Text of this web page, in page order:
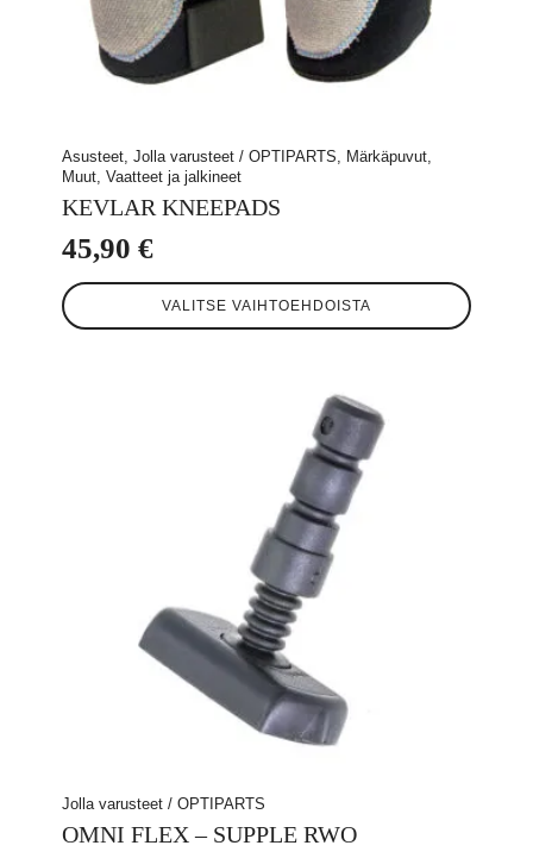
Asusteet, Jolla varusteet / OPTIPARTS, Märkäpuvut,
Muut, Vaatteet ja jalkineet
KEVLAR KNEEPADS
45,90 €
VALITSE VAIHTOEHDOISTA
Tällä
tuotteella
Jolla varusteet / OPTIPARTS
OMNI FLEX – SUPPLE RWO